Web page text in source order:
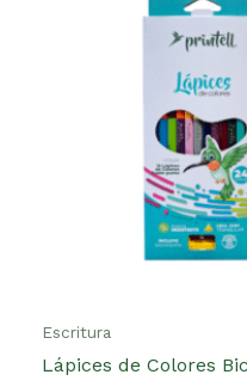
Escritura
Lápices de Colores